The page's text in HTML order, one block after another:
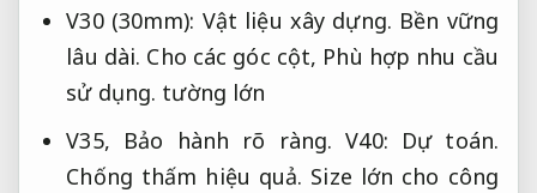
V30 (30mm): Vật liệu xây dựng. Bền vững
lâu dài. Cho các góc cột, Phù hợp nhu cầu
sử dụng. tường lớn
V35, Bảo hành rõ ràng. V40: Dự toán.
Chống thấm hiệu quả. Size lớn cho công